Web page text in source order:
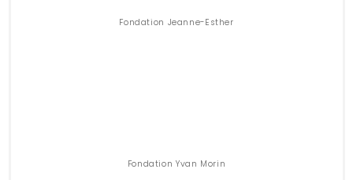
Fondation Jeanne-Esther
Fondation Yvan Morin